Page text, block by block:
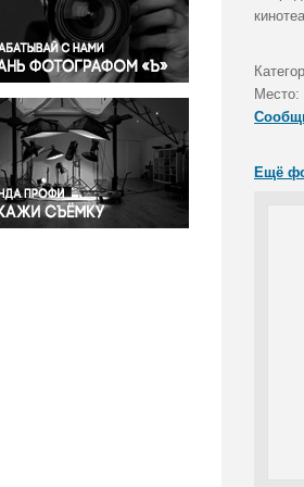
Правосудие
Происшествия и конфликты
Религия
Светская жизнь
Спорт
Экология
Экономика и бизнес
Место:
Ещё